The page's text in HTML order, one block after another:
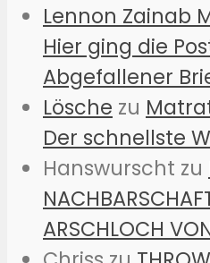
Lennon Zainab
Hier ging die
Abgefallener
Lösche zu
Der schnellste
Hanswurscht zu
ARSCHLOCH